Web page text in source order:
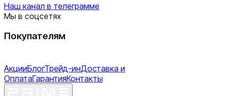
Наш канал в телеграмме
Мы в соцсетях
Покупателям
АкцииБлогТрейд-инДоставка и
ОплатаГарантияКонтакты